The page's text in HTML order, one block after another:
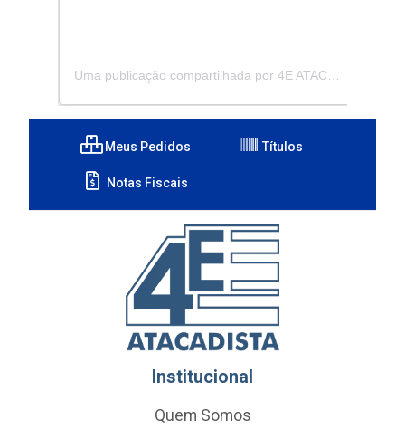
Meus Pedidos Títulos
Notas Fiscais
Institucional
Quem Somos